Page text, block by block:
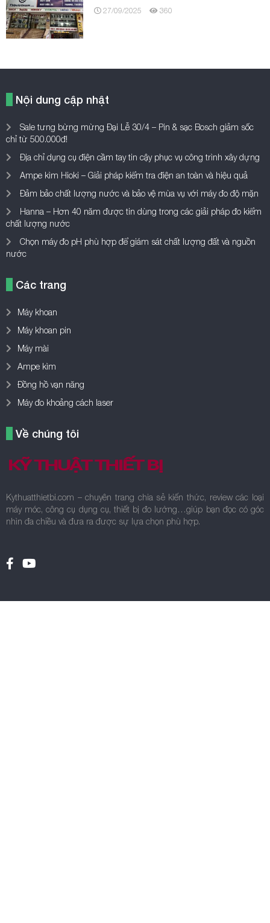
27/09/2025 360
Nội dung cập nhật
Sale tưng bừng mừng Đại Lễ 30/4 – Pin & sạc Bosch giảm sốc
chỉ từ 500.000đ!
Địa chỉ dụng cụ điện cầm tay tin cậy phục vụ công trình xây dựng
Ampe kìm Hioki – Giải pháp kiểm tra điện an toàn và hiệu quả
Đảm bảo chất lượng nước và bảo vệ mùa vụ với máy đo độ mặn
Hanna – Hơn 40 năm được tin dùng trong các giải pháp đo kiểm
chất lượng nước
Chọn máy đo pH phù hợp để giám sát chất lượng đất và nguồn
nước
Các trang
Máy khoan
Máy khoan pin
Máy mài
Ampe kìm
Đồng hồ vạn năng
Máy đo khoảng cách laser
Về chúng tôi
Kythuatthietbi.com – chuyên trang chia sẻ kiến thức, review các loại
máy móc, công cụ dụng cụ, thiết bị đo lường…giúp bạn đọc có góc
nhìn đa chiều và đưa ra được sự lựa chọn phù hợp.